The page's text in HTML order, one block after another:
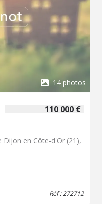
14 photos
110 000 €
à rénover Ã vendre Dijon en Côte-d'Or (21),
Réf : 272712